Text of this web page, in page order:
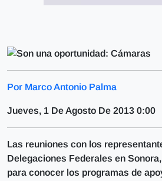
Por Marco Antonio Palma
Jueves, 1 De Agosto De 2013 0:00
Las reuniones con los
Delegaciones Federales en
para conocer los programas de